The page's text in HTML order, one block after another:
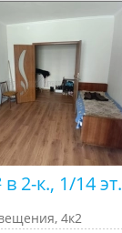
2-к., 1/14 эт.
4к2